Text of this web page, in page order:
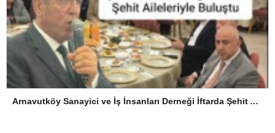
Arnavutköy Sanayici ve İş İnsanları Derneği İftarda Şehit Aileleriyle Buluştu